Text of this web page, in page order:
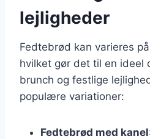
lejligheder
Fedtebrød kan varieres
hvilket gør det til en ideel
brunch og festlige
populære variationer:
Fedtebrød med kanel